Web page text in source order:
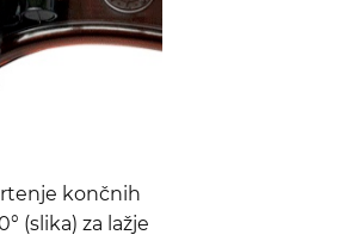
končnih
(slika) za lažje